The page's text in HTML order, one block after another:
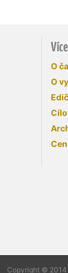
O
O
Copyright ©